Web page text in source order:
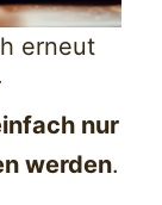
erneut
nur
werden.